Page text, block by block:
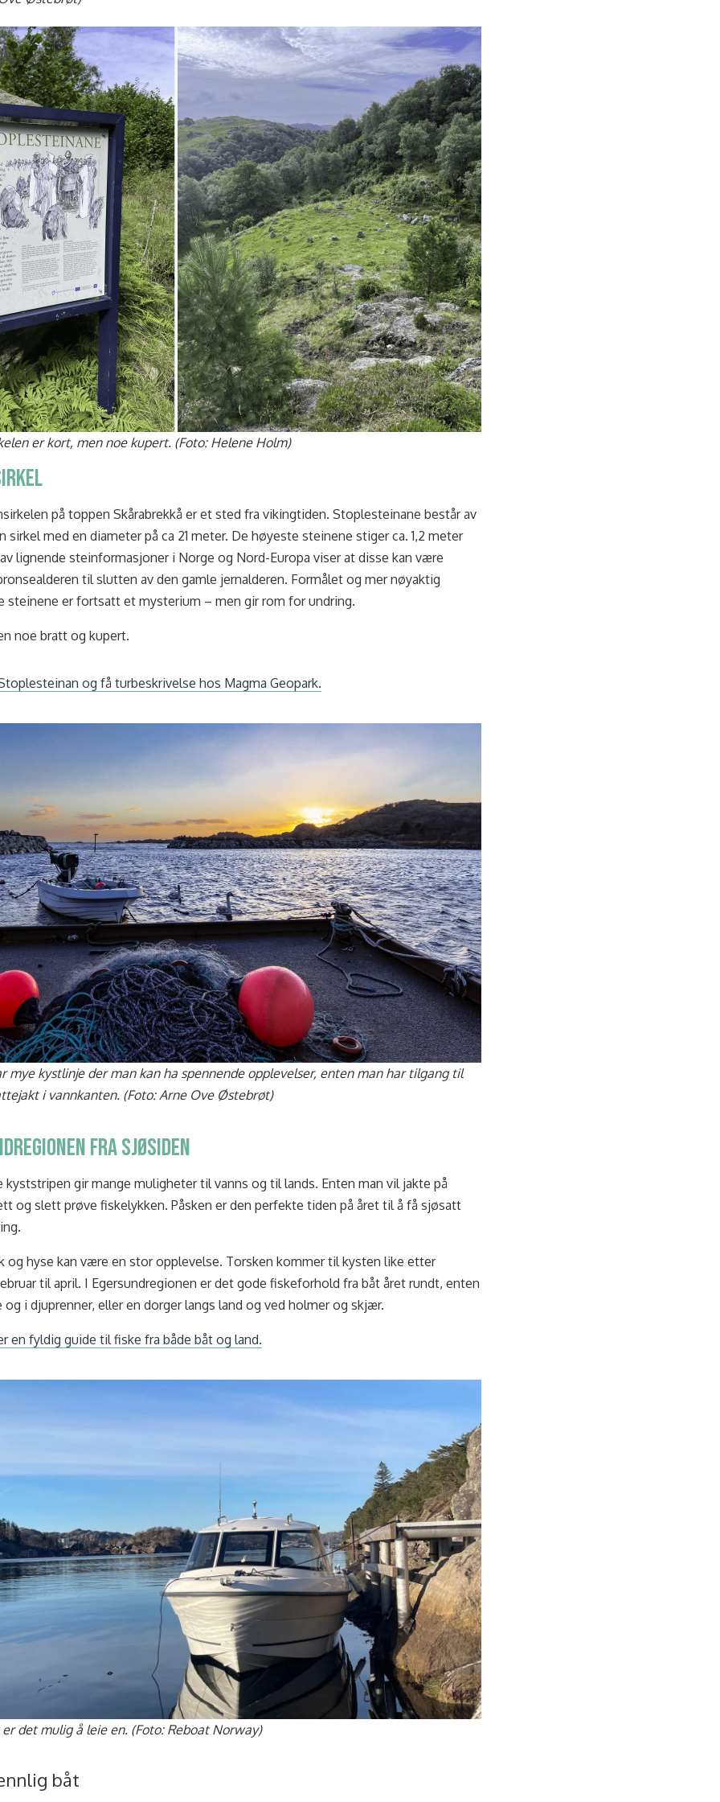
er kort, men noe kupert. (Foto: Helene Holm)
på toppen Skårabrekkå er et sted fra vikingtiden. Stoplesteinane består av
sirkel med en diameter på ca 21 meter. De høyeste steinene stiger ca. 1,2 meter
lignende steinformasjoner i Norge og Nord-Europa viser at disse kan være
til slutten av den gamle jernalderen. Formålet og mer nøyaktig
steinene er fortsatt et mysterium – men gir rom for undring.
noe bratt og kupert.
og få turbeskrivelse hos Magma Geopark.
mye kystlinje der man kan ha spennende opplevelser, enten man har tilgang til
i vannkanten. (Foto: Arne Ove Østebrøt)
fra sjøsiden
kyststripen gir mange muligheter til vanns og til lands. Enten man vil jakte på
og slett prøve fiskelykken. Påsken er den perfekte tiden på året til å få sjøsatt
og hyse kan være en stor opplevelse. Torsken kommer til kysten like etter
til april. I Egersundregionen er det gode fiskeforhold fra båt året rundt, enten
og i djuprenner, eller en dorger langs land og ved holmer og skjær.
en fyldig guide til fiske fra både båt og land.
det mulig å leie en. (Foto: Reboat Norway)
båt